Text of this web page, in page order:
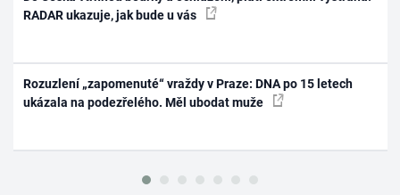
RADAR ukazuje, jak bude u vás
Rozuzlení „zapomenuté“ vraždy v Praze: DNA po 15 letech
ukázala na podezřelého. Měl ubodat muže